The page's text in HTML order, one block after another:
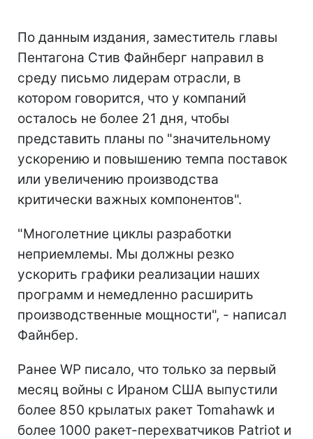
По данным издания, заместитель главы
Пентагона Стив Файнберг направил в
среду письмо лидерам отрасли, в
котором говорится, что у компаний
осталось не более 21 дня, чтобы
представить планы по "значительному
ускорению и повышению темпа поставок
или увеличению производства
критически важных компонентов".
"Многолетние циклы разработки
неприемлемы. Мы должны резко
ускорить графики реализации наших
программ и немедленно расширить
производственные мощности", - написал
Файнбер.
Ранее WP писало, что только за первый
месяц войны с Ираном США выпустили
более 850 крылатых ракет Tomahawk и
более 1000 ракет-перехватчиков Patriot и